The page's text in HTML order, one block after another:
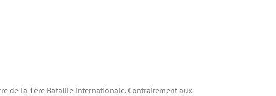
de la 1ère Bataille internationale. Contrairement aux